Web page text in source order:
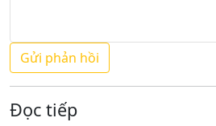
Đọc tiếp